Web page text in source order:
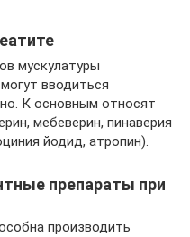
мускулатуры
вводиться
К основным относят
мебеверин, пинаверия
йодид, атропин).
препараты при
производить